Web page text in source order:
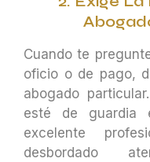
Cuando te
oficio o de pago,
abogado
esté de guardia
excelente
desbordado